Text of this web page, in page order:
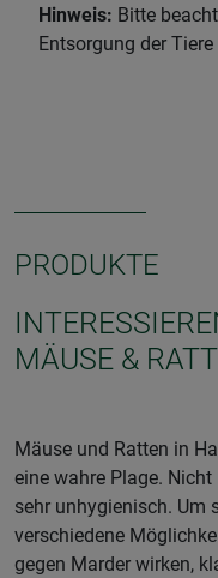
Hinweis: Bitte
Entsorgung der
PRODUKTE
MÄUSE &
Mäuse und Ratten in
eine wahre Plage.
sehr unhygienisch. Um
verschiedene
gegen Marder wirken,